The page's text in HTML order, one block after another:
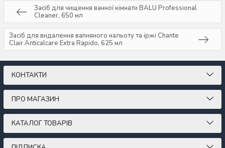
Засіб для чищення ванної кімнати BALU Professional
Cleaner, 650 мл
Засіб для видалення вапняного нальоту та іржі Chante
Clair Anticalcare Extra Rapido, 625 мл
КОНТАКТИ
ПРО МАГАЗИН
КАТАЛОГ ТОВАРІВ